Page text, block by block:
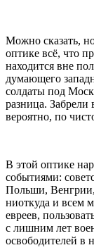
Можно сказать,
оптике всё, что
находится вне
думающего
солдаты под
разница. Забрели
вероятно, по
В этой оптике
событиями:
Польши, Венгрии,
ниоткуда и всем
евреев,
с лишним лет
освободителей в